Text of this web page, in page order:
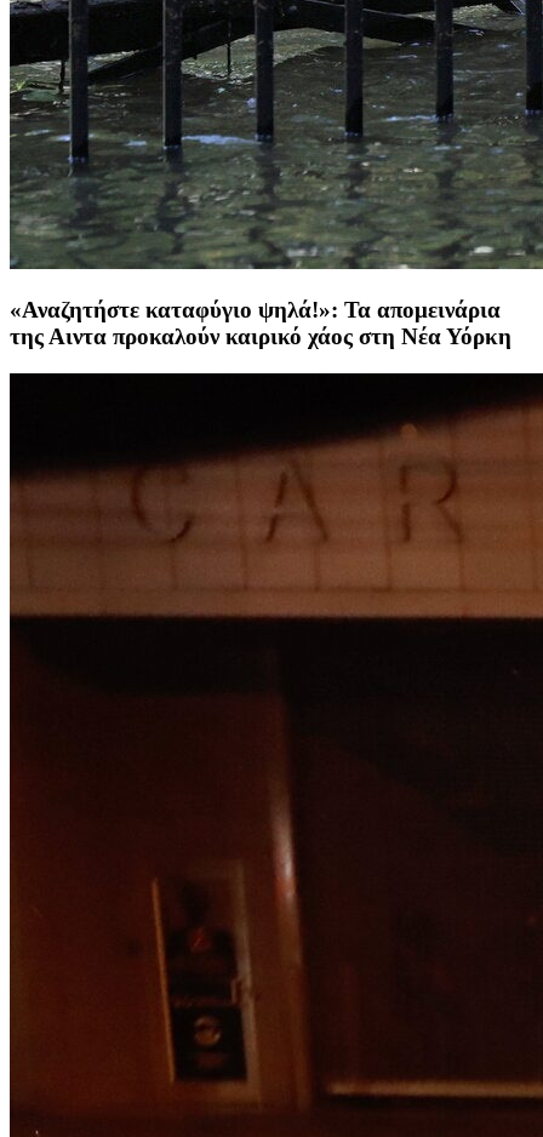
«Αναζητήστε καταφύγιο ψηλά!»: Τα απομεινάρια
της Αιντα προκαλούν καιρικό χάος στη Νέα Υόρκη